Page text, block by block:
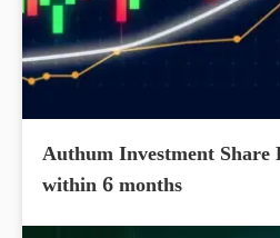
Authum Investment Share
within 6 months